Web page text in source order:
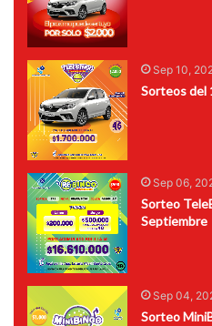
Sep 10,
Sorteos del
Sep 06,
Sorteo
Septiembre
Sep 04,
Sorteo